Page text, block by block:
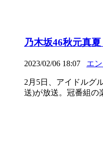
乃木坂46秋元真
2023/02/06 18:07 エ
2月5日、アイドルグ
送)が放送。冠番組の